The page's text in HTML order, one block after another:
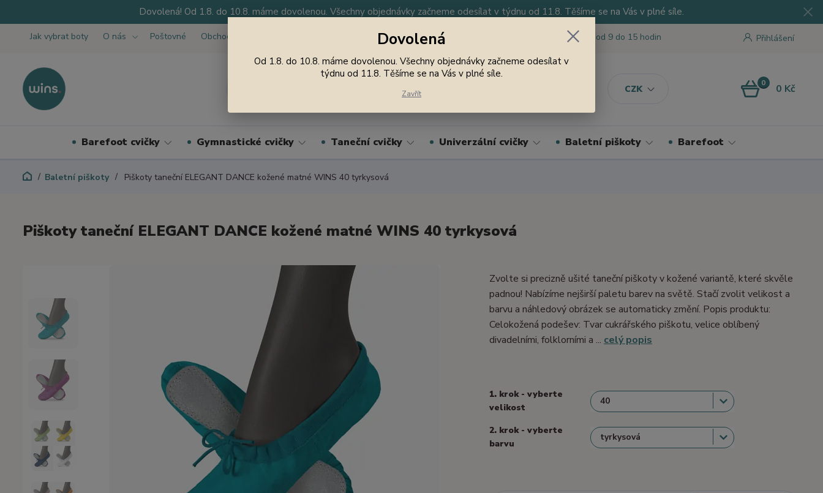
Dovolená! Od 1.8. do 10.8. máme dovolenou. Všechny objednávky začneme odesílat v týdnu od 11.8. Těšíme se na Vás v plné síle.
Jak vybrat boty O nás Poštovné Obchodní podmínky
CZK
Přihlášení
Nevíte si rady? Zavolejte. Jsme tu pro Vás od 9 do 15 hodin
0 0 Kč
Barefoot cvičky Gymnastické cvičky Taneční cvičky Univerzální cvičky Baletní piškoty Barefoot
Baletní piškoty Piškoty taneční ELEGANT DANCE kožené matné WINS 40 tyrkysová
Piškoty taneční ELEGANT DANCE kožené matné WINS 40 tyrkysová
Zvolte si precizně ušité taneční piškoty v kožené variantě, které skvěle
padnou! Nabízíme nejširší paletu barev na světě. Stačí zvolit velikost a
barvu a náhledový obrázek se automaticky změní. Popis produktu:
Celokožená podešev: Tvar cukrářského piškotu, velice oblíbený
divadelními, folklorními a ... celý popis
1. krok - vyberte
velikost
2. krok - vyberte
barvu
Dovolená
Od 1.8. do 10.8. máme dovolenou. Všechny objednávky začneme odesílat v
týdnu od 11.8. Těšíme se na Vás v plné síle.
Zavřít